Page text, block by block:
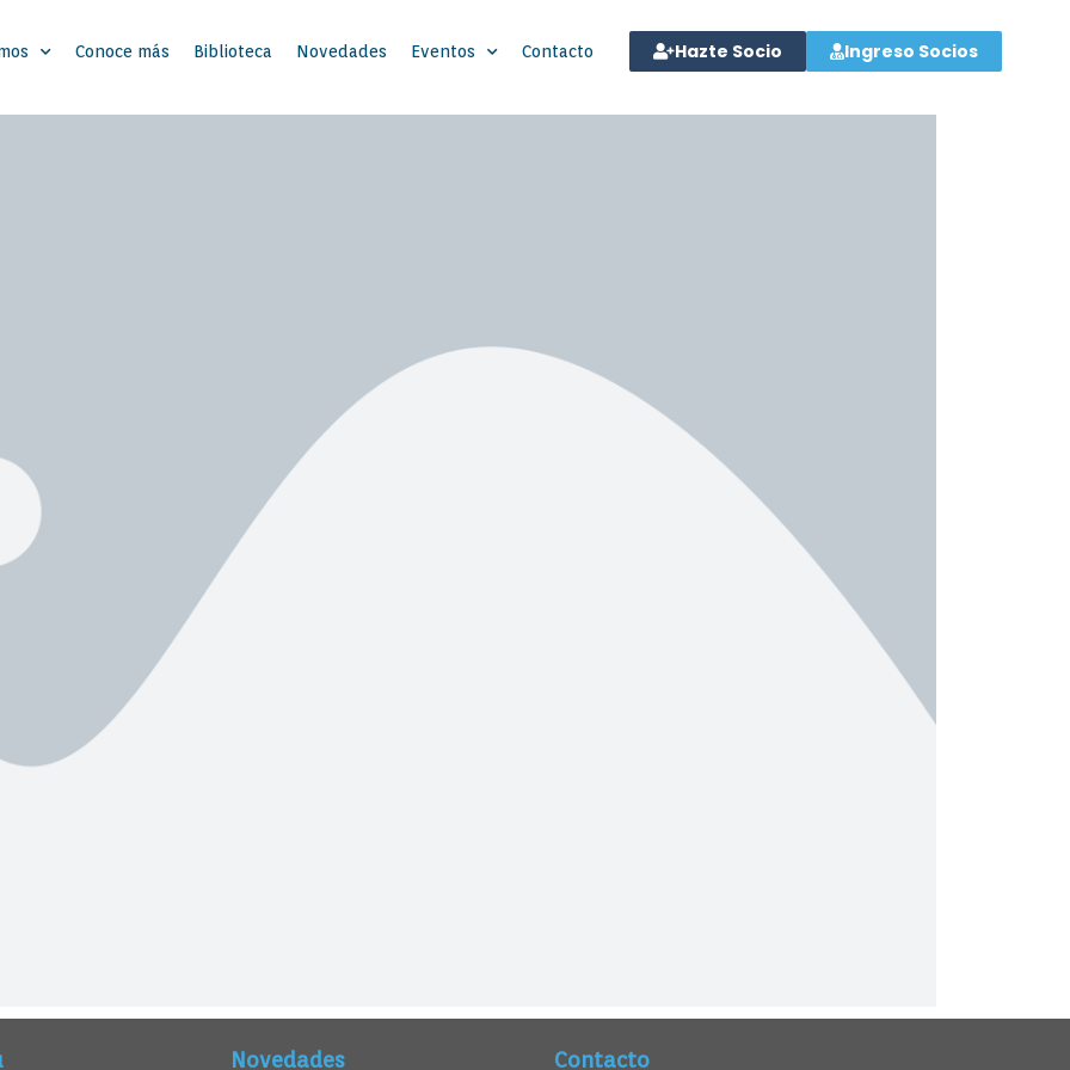
Conoce más Biblioteca Novedades Eventos Contacto Hazte Socio Ingreso Socios
Novedades Contacto